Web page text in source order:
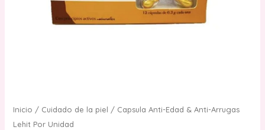
Inicio / Cuidado de la piel / Capsula Anti-Edad & Anti-Arrugas
Lehit Por Unidad